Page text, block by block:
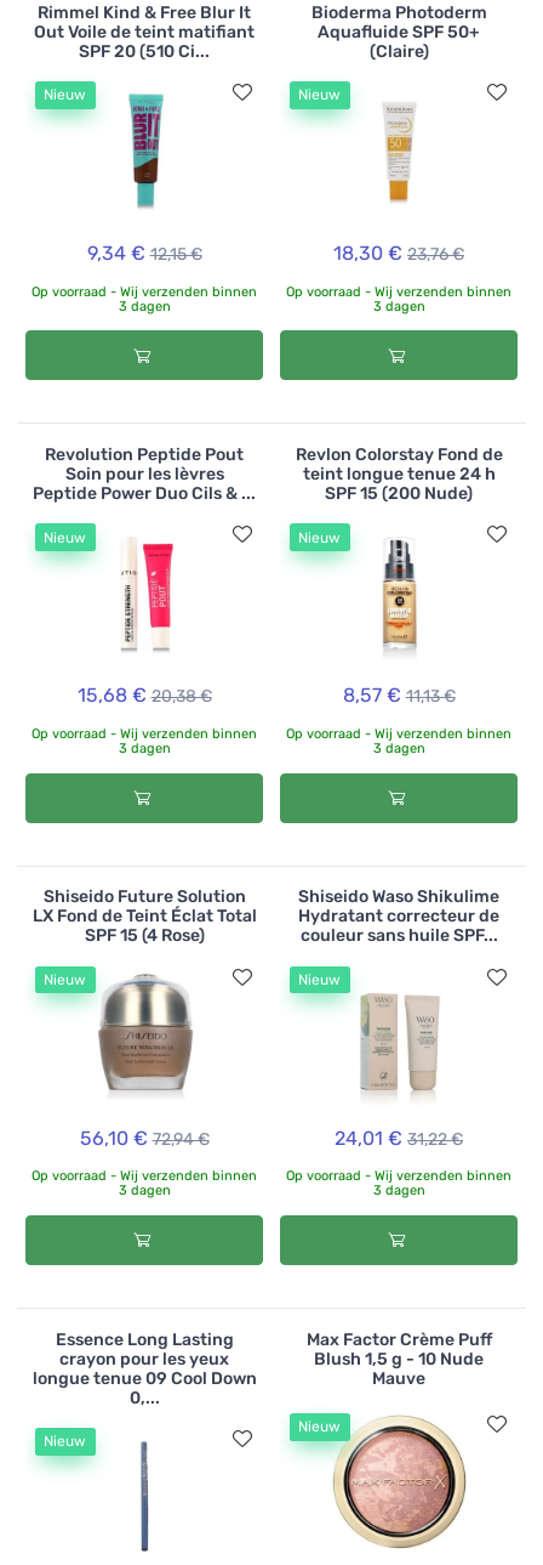
Rimmel Kind & Free Blur It
Out Voile de teint matifiant
SPF 20 (510 Ci...
Nieuw
9,34 € 12,15 €
Op voorraad - Wij verzenden binnen
3 dagen
Bioderma Photoderm
Aquafluide SPF 50+
(Claire)
Nieuw
18,30 € 23,76 €
Op voorraad - Wij verzenden binnen
3 dagen
Revolution Peptide Pout
Soin pour les lèvres
Peptide Power Duo Cils & ...
Nieuw
15,68 € 20,38 €
Op voorraad - Wij verzenden binnen
3 dagen
Revlon Colorstay Fond de
teint longue tenue 24 h
SPF 15 (200 Nude)
Nieuw
8,57 € 11,13 €
Op voorraad - Wij verzenden binnen
3 dagen
Shiseido Future Solution
LX Fond de Teint Éclat Total
SPF 15 (4 Rose)
Nieuw
56,10 € 72,94 €
Op voorraad - Wij verzenden binnen
3 dagen
Shiseido Waso Shikulime
Hydratant correcteur de
couleur sans huile SPF...
Nieuw
24,01 € 31,22 €
Op voorraad - Wij verzenden binnen
3 dagen
Essence Long Lasting
crayon pour les yeux
longue tenue 09 Cool Down
0,...
Nieuw
Max Factor Crème Puff
Blush 1,5 g - 10 Nude
Mauve
Nieuw